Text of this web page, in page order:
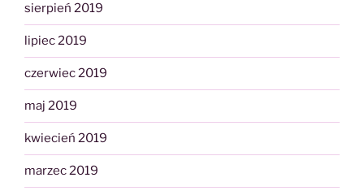
sierpień 2019
lipiec 2019
czerwiec 2019
maj 2019
kwiecień 2019
marzec 2019